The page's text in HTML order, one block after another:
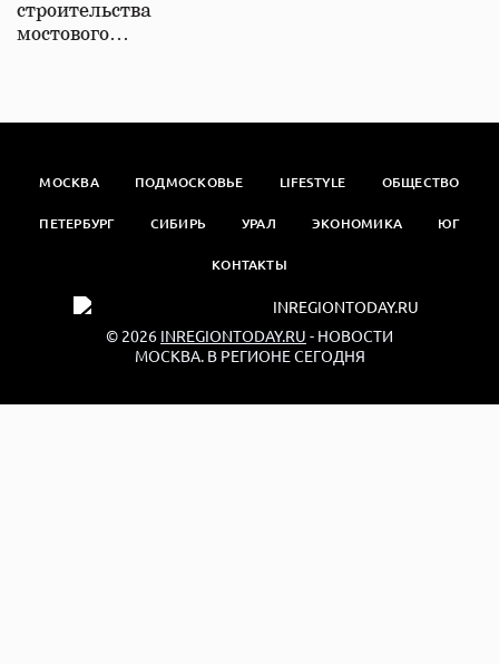
строительства
мостового…
МОСКВА ПОДМОСКОВЬЕ LIFESTYLE ОБЩЕСТВО
ПЕТЕРБУРГ СИБИРЬ УРАЛ ЭКОНОМИКА ЮГ
КОНТАКТЫ
© 2026 INREGIONTODAY.RU - НОВОСТИ
МОСКВА. В РЕГИОНЕ СЕГОДНЯ